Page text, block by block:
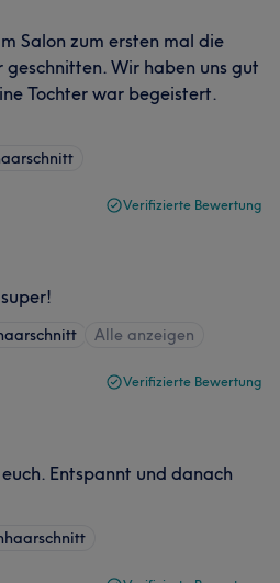
Salon zum ersten mal die
geschnitten. Wir haben uns gut
Tochter war begeistert.
Verifizierte Bewertung
Alle anzeigen
Verifizierte Bewertung
Entspannt und danach